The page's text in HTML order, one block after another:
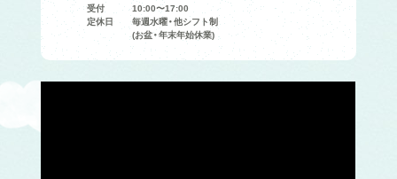
受付
10:00〜17:00
定休日
毎週水曜・他シフト制
(お盆・年末年始休業)